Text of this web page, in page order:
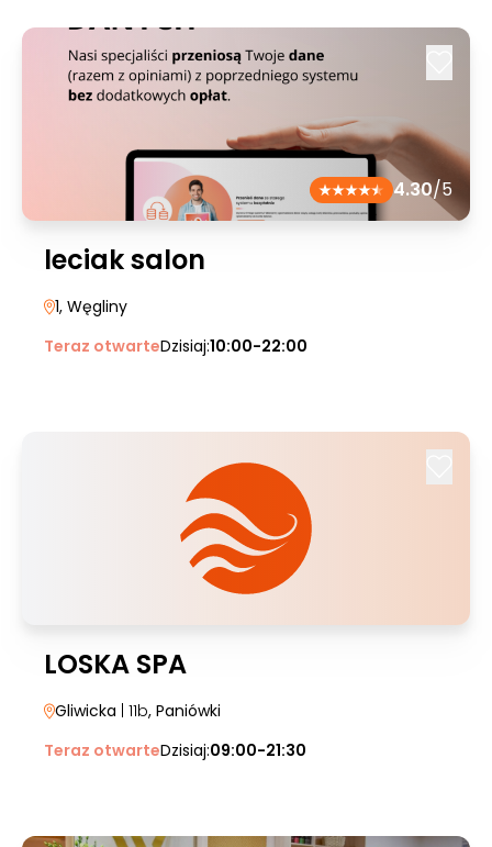
4.30/5
leciak salon
1, Węgliny
Teraz otwarteDzisiaj:10:00-22:00
LOSKA SPA
Gliwicka | 11b, Paniówki
Teraz otwarteDzisiaj:09:00-21:30